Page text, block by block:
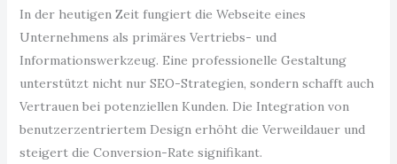
In der heutigen Zeit fungiert die Webseite eines
Unternehmens als primäres Vertriebs- und
Informationswerkzeug. Eine professionelle Gestaltung
unterstützt nicht nur SEO-Strategien, sondern schafft auch
Vertrauen bei potenziellen Kunden. Die Integration von
benutzerzentriertem Design erhöht die Verweildauer und
steigert die Conversion-Rate signifikant.